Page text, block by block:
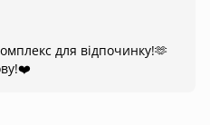
для відпочинку!🫶